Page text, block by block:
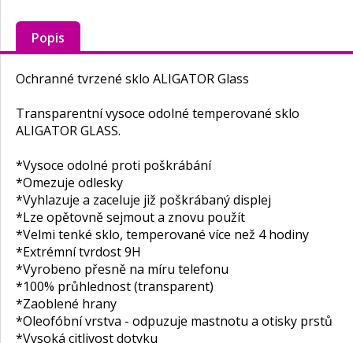
Popis
Ochranné tvrzené sklo ALIGATOR Glass
Transparentní vysoce odolné temperované sklo
ALIGATOR GLASS.
*Vysoce odolné proti poškrábání
*Omezuje odlesky
*Vyhlazuje a zaceluje již poškrábaný displej
*Lze opětovně sejmout a znovu použít
*Velmi tenké sklo, temperované více než 4 hodiny
*Extrémní tvrdost 9H
*Vyrobeno přesně na míru telefonu
*100% průhlednost (transparent)
*Zaoblené hrany
*Oleofóbní vrstva - odpuzuje mastnotu a otisky prstů
*Vysoká citlivost dotyku